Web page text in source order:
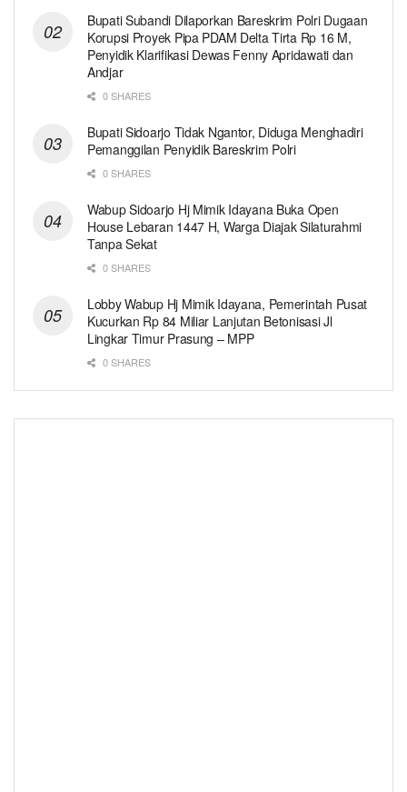
Bupati Subandi Dilaporkan Bareskrim Polri Dugaan
Korupsi Proyek Pipa PDAM Delta Tirta Rp 16 M,
Penyidik Klarifikasi Dewas Fenny Apridawati dan
Andjar
0 SHARES
Bupati Sidoarjo Tidak Ngantor, Diduga Menghadiri
Pemanggilan Penyidik Bareskrim Polri
0 SHARES
Wabup Sidoarjo Hj Mimik Idayana Buka Open
House Lebaran 1447 H, Warga Diajak Silaturahmi
Tanpa Sekat
0 SHARES
Lobby Wabup Hj Mimik Idayana, Pemerintah Pusat
Kucurkan Rp 84 Miliar Lanjutan Betonisasi Jl
Lingkar Timur Prasung – MPP
0 SHARES